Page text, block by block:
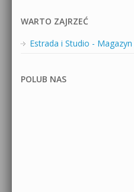
WARTO ZAJRZEĆ
Estrada i Studio -
POLUB NAS